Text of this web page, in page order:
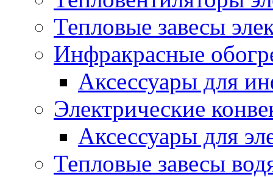
Тепловые завесы
Инфракрасные
Аксессуары для
Электрические
Аксессуары для
Тепловые завесы